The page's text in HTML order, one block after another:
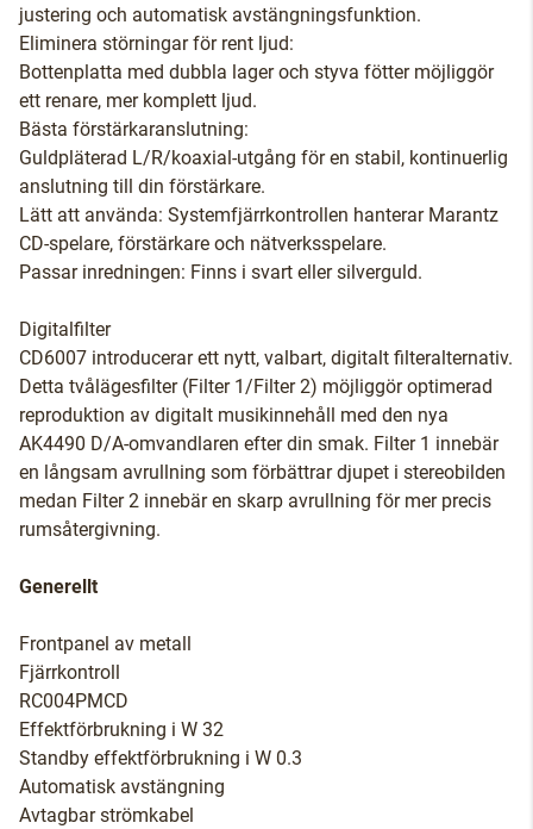
justering och automatisk avstängningsfunktion.
Eliminera störningar för rent ljud:
Bottenplatta med dubbla lager och styva fötter möjliggör
ett renare, mer komplett ljud.
Bästa förstärkaranslutning:
Guldpläterad L/R/koaxial-utgång för en stabil, kontinuerlig
anslutning till din förstärkare.
Lätt att använda: Systemfjärrkontrollen hanterar Marantz
CD-spelare, förstärkare och nätverksspelare.
Passar inredningen: Finns i svart eller silverguld.
Digitalfilter
CD6007 introducerar ett nytt, valbart, digitalt filteralternativ.
Detta tvålägesfilter (Filter 1/Filter 2) möjliggör optimerad
reproduktion av digitalt musikinnehåll med den nya
AK4490 D/A-omvandlaren efter din smak. Filter 1 innebär
en långsam avrullning som förbättrar djupet i stereobilden
medan Filter 2 innebär en skarp avrullning för mer precis
rumsåtergivning.
Generellt
Frontpanel av metall
Fjärrkontroll
RC004PMCD
Effektförbrukning i W 32
Standby effektförbrukning i W 0.3
Automatisk avstängning
Avtagbar strömkabel